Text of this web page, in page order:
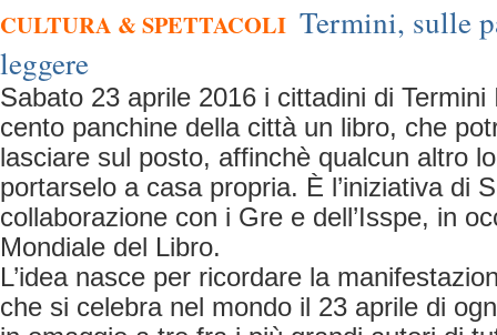
CULTURA & SPETTACOLI Termini, sulle
leggere
Sabato 23 aprile 2016 i cittadini di
cento panchine della città un libro, che
lasciare sul posto, affinchè qualcun altro
portarselo a casa propria. È l’iniziativa di
collaborazione con i Gre e dell’Isspe, in
Mondiale del Libro.
L’idea nasce per ricordare la
che si celebra nel mondo il 23 aprile di